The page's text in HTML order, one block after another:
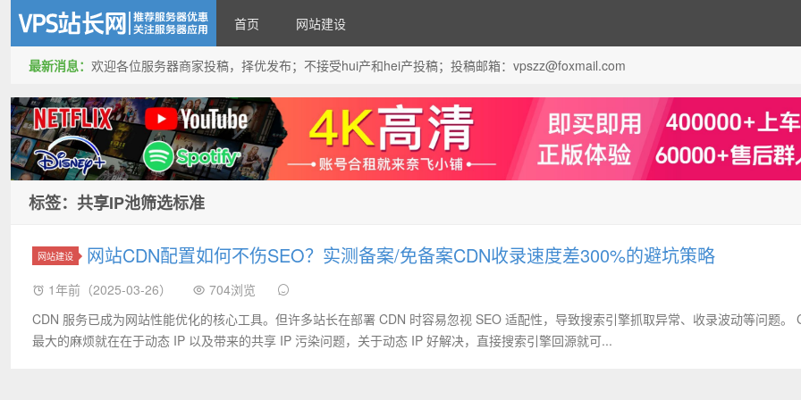
VPS站长网
首页 网站建设
最新消息： 欢迎各位服务器商家投稿，择优发布；不接受hui产和hei产投稿；投稿邮箱：vpszz@foxmail.com
标签：共享IP池筛选标准
网站建设 网站CDN配置如何不伤SEO？实测备案/免备案CDN收录速度差300%的避坑策略
1年前（2025-03-26）
704浏览
CDN 服务已成为网站性能优化的核心工具。但许多站长在部署 CDN 时容易忽视 SEO 适配性，导致搜索引擎抓取异常、收录波动等问题。
最大的麻烦就在在于动态 IP 以及带来的共享 IP 污染问题，关于动态 IP 好解决，直接搜索引擎回源就可...